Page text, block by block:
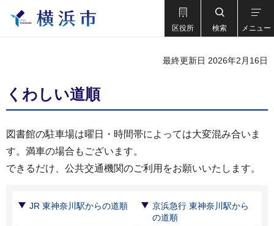
区役所 検索 メニュー
最終更新日 2026年2月16日
くわしい道順
図書館の駐車場は曜日・時間帯によっては大変混み合いま
す。満車の場合もございます。
できるだけ、公共交通機関のご利用をお願いいたします。
JR 東神奈川駅からの道順
京浜急行 東神奈川駅から
の道順